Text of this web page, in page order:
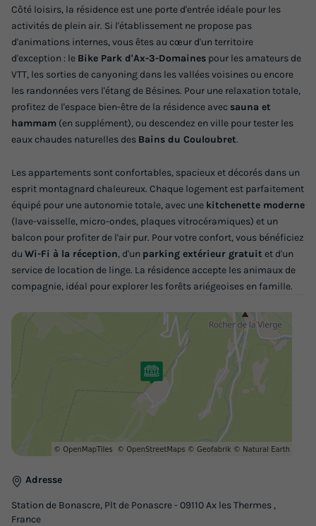
Côté loisirs, la résidence est une porte d'entrée idéale pour les
activités de plein air. Si l'établissement ne propose pas
d'animations internes, vous êtes au cœur d'un territoire
d'exception : le Bike Park d'Ax-3-Domaines pour les amateurs de
VTT, les sorties de canyoning dans les vallées voisines ou encore
les randonnées vers l'étang de Bésines. Pour une relaxation totale,
profitez de l'espace bien-être de la résidence avec sauna et
hammam (en supplément), ou descendez en ville pour tester les
eaux chaudes naturelles des Bains du Couloubret.
Les appartements sont confortables, spacieux et décorés dans un
esprit montagnard chaleureux. Chaque logement est parfaitement
équipé pour une autonomie totale, avec une kitchenette moderne
(lave-vaisselle, micro-ondes, plaques vitrocéramiques) et un
balcon pour profiter de l'air pur. Pour votre confort, vous bénéficiez
du Wi-Fi à la réception, d'un parking extérieur gratuit et d'un
service de location de linge. La résidence accepte les animaux de
compagnie, idéal pour explorer les forêts ariégeoises en famille.
Adresse
Station de Bonascre, Plt de Ponascre - 09110 Ax les Thermes ,
France